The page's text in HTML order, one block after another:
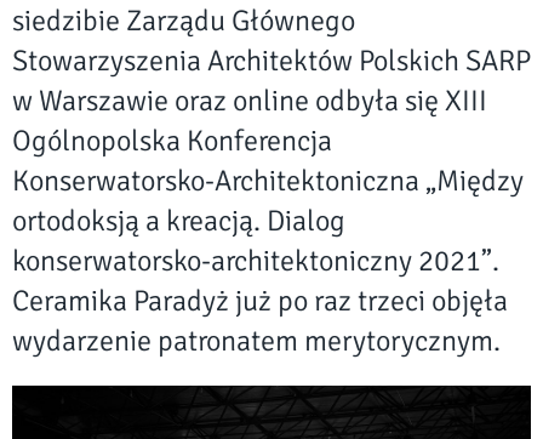
siedzibie Zarządu Głównego
Stowarzyszenia Architektów Polskich SARP
w Warszawie oraz online odbyła się XIII
Ogólnopolska Konferencja
Konserwatorsko-Architektoniczna „Między
ortodoksją a kreacją. Dialog
konserwatorsko-architektoniczny 2021”.
Ceramika Paradyż już po raz trzeci objęła
wydarzenie patronatem merytorycznym.